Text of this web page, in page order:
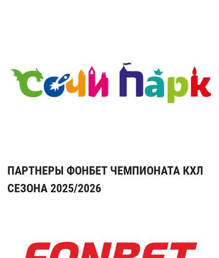
ПАРТНЕРЫ ФОНБЕТ ЧЕМПИОНАТА КХЛ
СЕЗОНА 2025/2026